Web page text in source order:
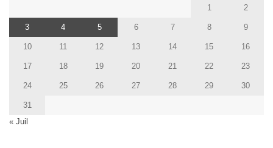
1 2
3 4 5 6 7 8 9
10 11 12 13 14 15 16
17 18 19 20 21 22 23
24 25 26 27 28 29 30
31
« Juil